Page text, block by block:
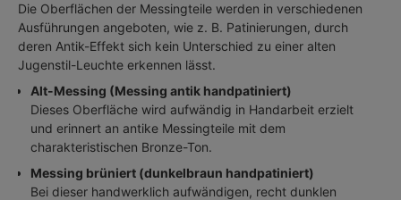
Die Oberflächen der Messingteile werden in verschiedenen
Ausführungen angeboten, wie z. B. Patinierungen, durch
deren Antik-Effekt sich kein Unterschied zu einer alten
Jugenstil-Leuchte erkennen lässt.
Alt-Messing (Messing antik handpatiniert)
Dieses Oberfläche wird aufwändig in Handarbeit erzielt
und erinnert an antike Messingteile mit dem
charakteristischen Bronze-Ton.
Messing brüniert (dunkelbraun handpatiniert)
Bei dieser handwerklich aufwändigen, recht dunklen